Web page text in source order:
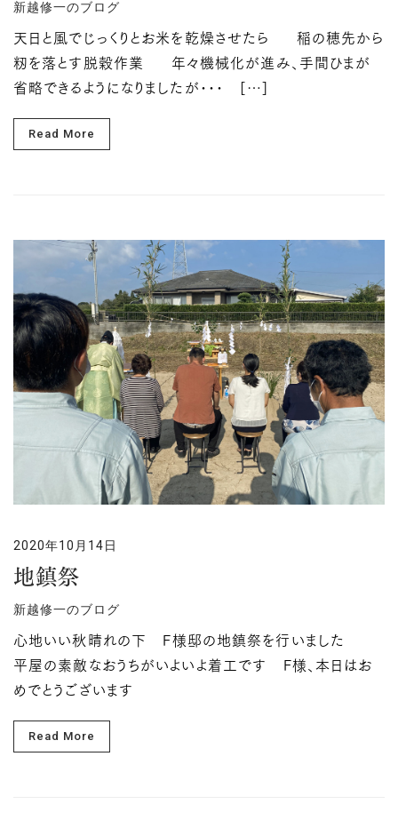
新越修一のブログ
天日と風でじっくりとお米を乾燥させたら 稲の穂先から
籾を落とす脱穀作業 年々機械化が進み、手間ひまが
省略できるようになりましたが･･･ […]
Read More
2020年10月14日
地鎮祭
新越修一のブログ
心地いい秋晴れの下 F様邸の地鎮祭を行いました
平屋の素敵なおうちがいよいよ着工です F様、本日はお
めでとうございます
Read More